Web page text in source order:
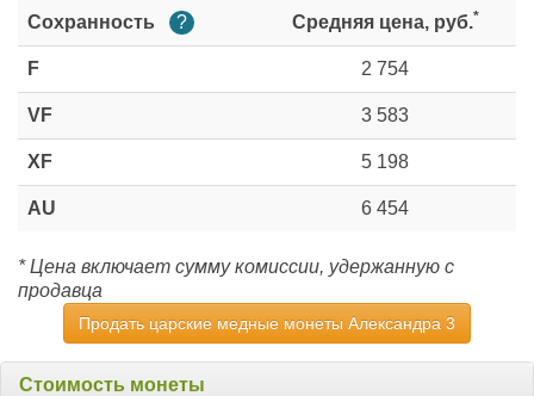
Сохранность ? Средняя цена, руб.*
F 2 754
VF 3 583
XF 5 198
AU 6 454
* Цена включает сумму комиссии, удержанную с
продавца
Продать царские медные монеты Александра 3
Стоимость монеты